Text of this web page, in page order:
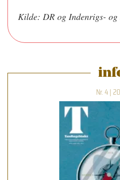
Kilde: DR og Indenrigs- og
Nr. 4 |